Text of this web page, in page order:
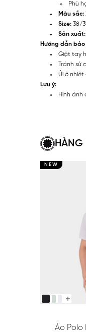
Phù
Màu sắc:
Size: 38/
Sản xuất:
Hướng dẫn
Giặt tay
Tránh sử
Ủi ở
Lưu ý:
Hình ảnh
HÀNG
NEW
Áo Polo